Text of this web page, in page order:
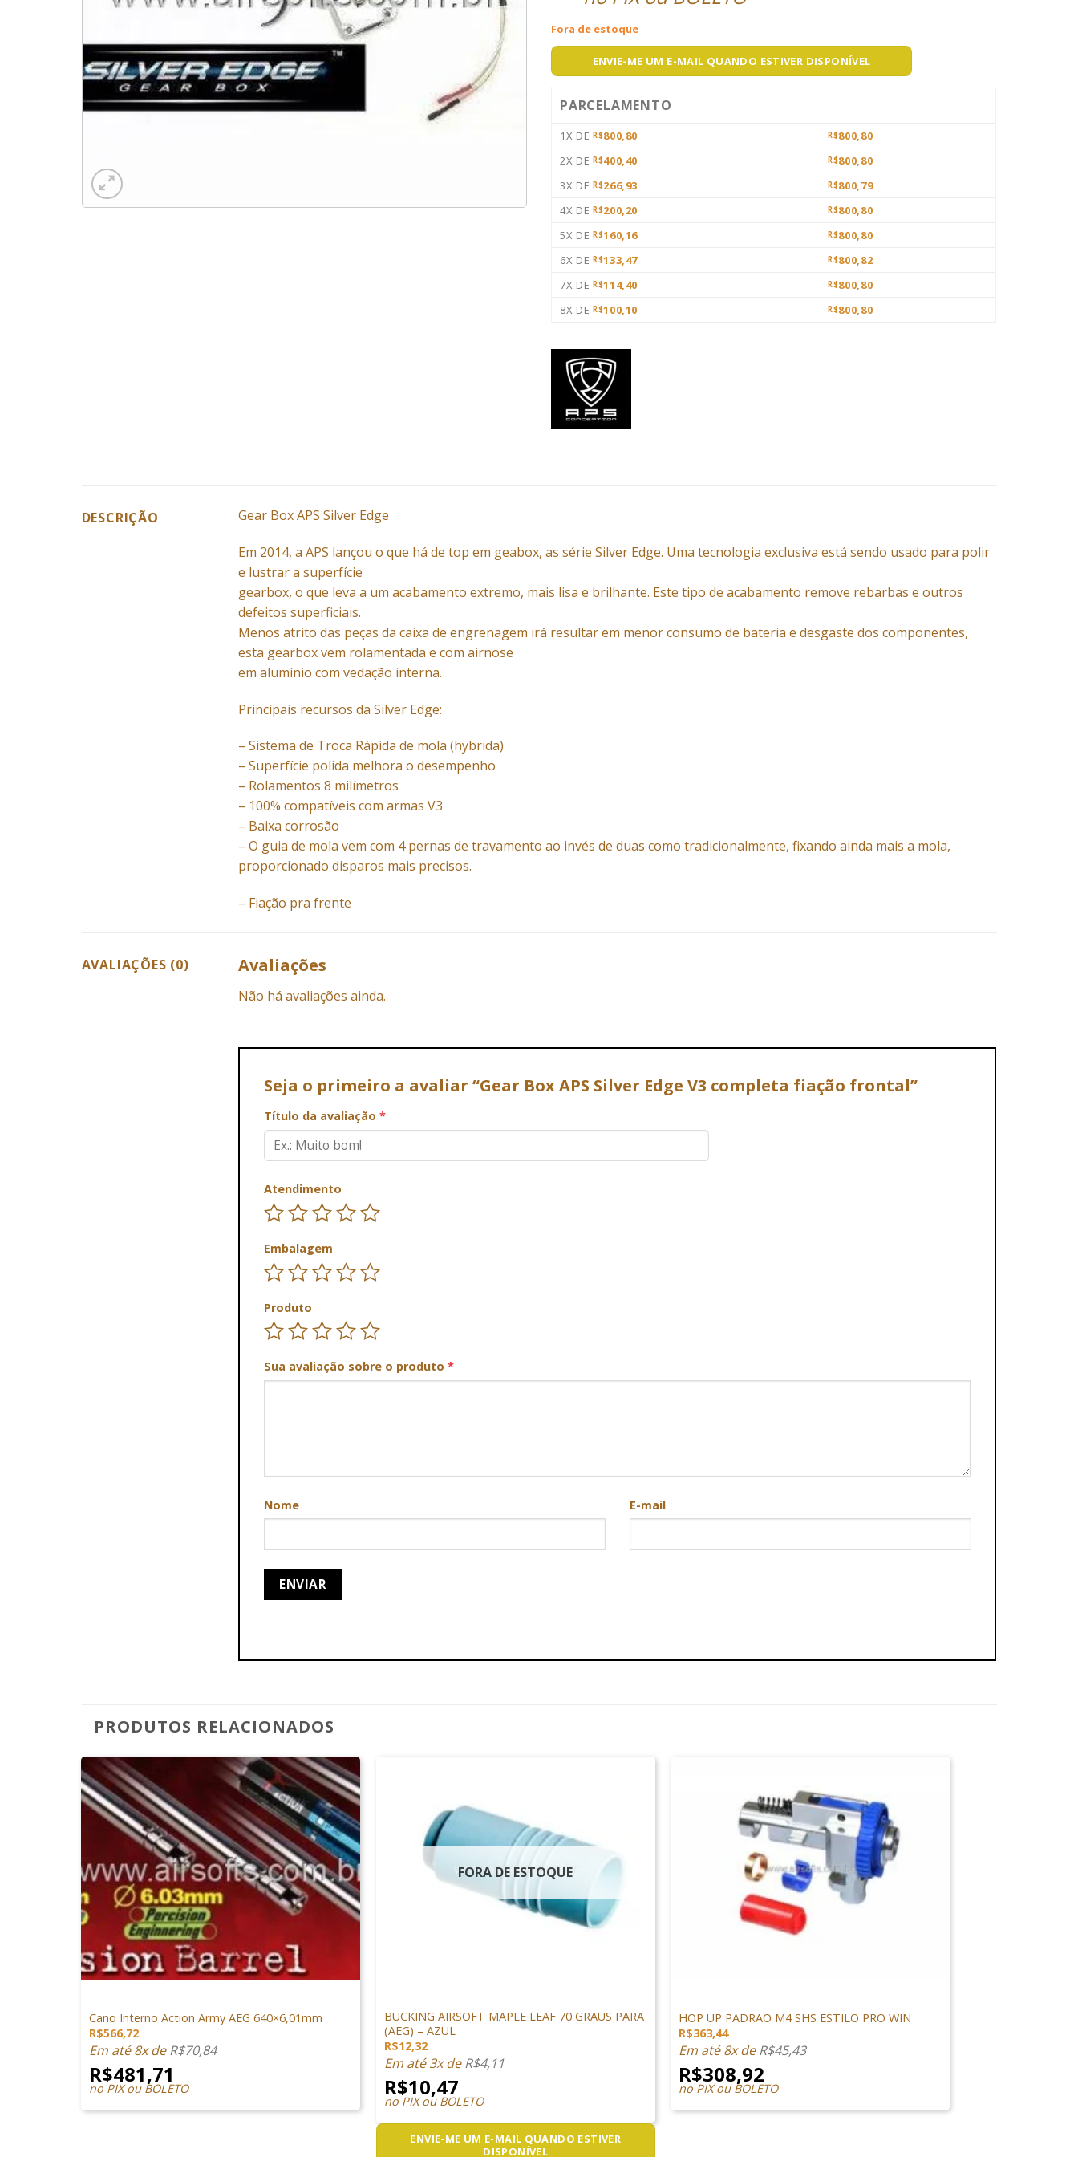
Fora de estoque
ENVIE-ME UM E-MAIL QUANDO ESTIVER DISPONÍVEL
PARCELAMENTO
1X DE R$800,80 R$800,80
2X DE R$400,40 R$800,80
3X DE R$266,93 R$800,79
4X DE R$200,20 R$800,80
5X DE R$160,16 R$800,80
6X DE R$133,47 R$800,82
7X DE R$114,40 R$800,80
8X DE R$100,10 R$800,80
DESCRIÇÃO Gear Box APS Silver Edge
Em 2014, a APS lançou o que há de top em geabox, as série Silver Edge. Uma tecnologia exclusiva está sendo usado para polir
e lustrar a superfície
gearbox, o que leva a um acabamento extremo, mais lisa e brilhante. Este tipo de acabamento remove rebarbas e outros
defeitos superficiais.
Menos atrito das peças da caixa de engrenagem irá resultar em menor consumo de bateria e desgaste dos componentes,
esta gearbox vem rolamentada e com airnose
em alumínio com vedação interna.
Principais recursos da Silver Edge:
– Sistema de Troca Rápida de mola (hybrida)
– Superfície polida melhora o desempenho
– Rolamentos 8 milímetros
– 100% compatíveis com armas V3
– Baixa corrosão
– O guia de mola vem com 4 pernas de travamento ao invés de duas como tradicionalmente, fixando ainda mais a mola,
proporcionado disparos mais precisos.
– Fiação pra frente
AVALIAÇÕES (0) Avaliações
Não há avaliações ainda.
Seja o primeiro a avaliar “Gear Box APS Silver Edge V3 completa fiação frontal”
Título da avaliação *
Atendimento
Embalagem
Produto
Sua avaliação sobre o produto *
Nome E-mail
PRODUTOS RELACIONADOS
+
Cano Interno Action Army AEG 640×6,01mm
R$566,72
Em até 8x deR$70,84
R$481,71
no PIX ou BOLETO
FORA DE ESTOQUE
BUCKING AIRSOFT MAPLE LEAF 70 GRAUS PARA
(AEG) – AZUL
R$12,32
Em até 3x deR$4,11
R$10,47
no PIX ou BOLETO
ENVIE-ME UM E-MAIL QUANDO ESTIVER
DISPONÍVEL
HOP UP PADRAO M4 SHS ESTILO PRO WIN
R$363,44
Em até 8x deR$45,43
R$308,92
no PIX ou BOLETO